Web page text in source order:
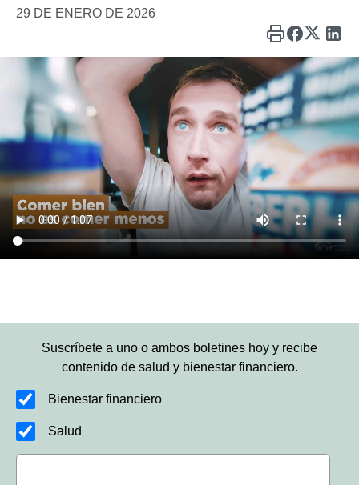
29 DE ENERO DE 2026
Suscríbete a uno o ambos boletines hoy y recibe
contenido de salud y bienestar financiero.
Bienestar financiero
Salud